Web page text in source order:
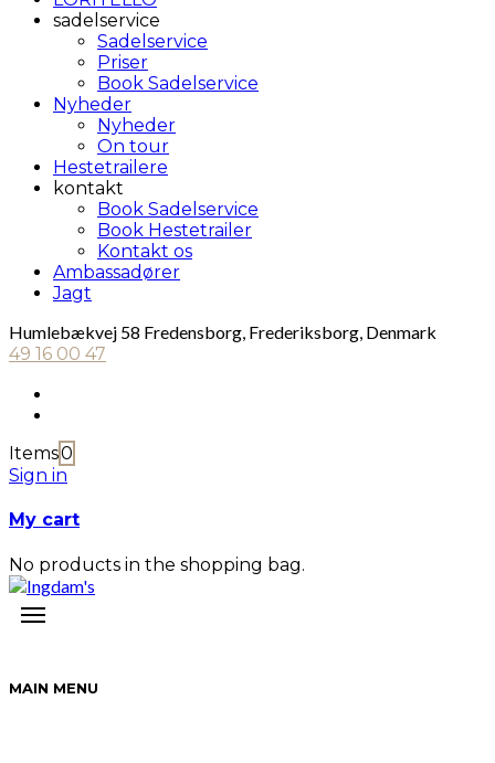
sadelservice
Sadelservice
Priser
Book Sadelservice
Nyheder
Nyheder
On tour
Hestetrailere
kontakt
Book Sadelservice
Book Hestetrailer
Kontakt os
Ambassadører
Jagt
Humlebækvej 58 Fredensborg, Frederiksborg, Denmark
49 16 00 47
Items0
Sign in
My cart
No products in the shopping bag.
MAIN MENU